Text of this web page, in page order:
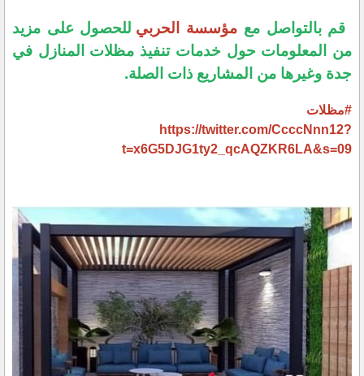
قم بالتواصل مع مؤسسة الحربي للحصول على مزيد
من المعلومات حول خدمات تنفيذ مظلات المنازل في
جدة وغيرها من المشاريع ذات الصلة.
#مظلات
https://twitter.com/CcccNnn12?
t=x6G5DJG1ty2_qcAQZKR6LA&s=09